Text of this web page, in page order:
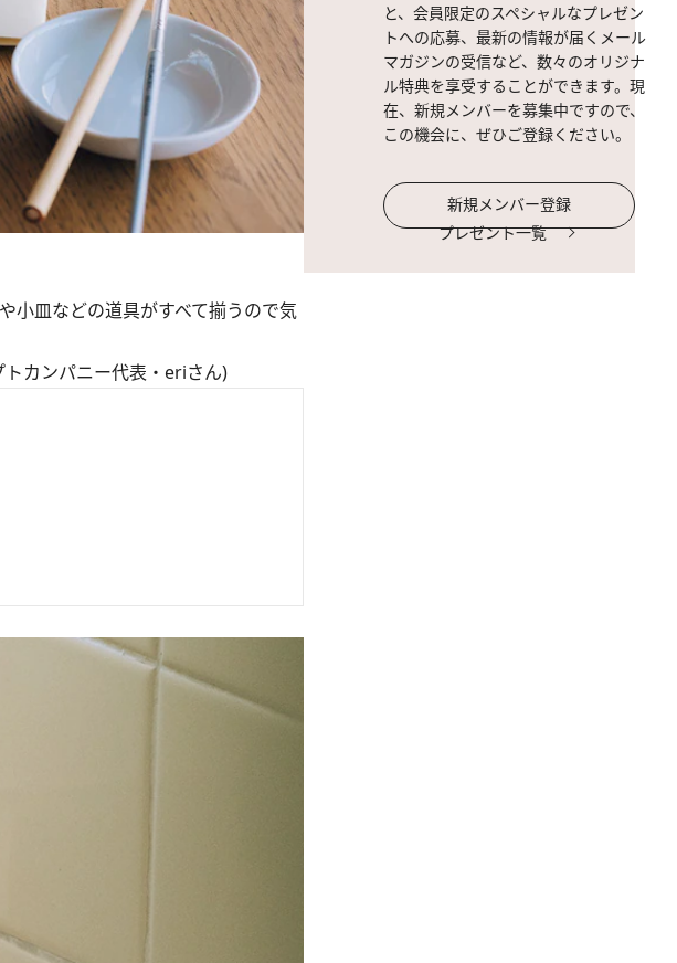
小皿などの道具がすべて揃うので気
トカンパニー代表・eriさん)
と、会員限定のスペシャルなプレゼン
トへの応募、最新の情報が届くメール
マガジンの受信など、数々のオリジナ
ル特典を享受することができます。現
在、新規メンバーを募集中ですので、
この機会に、ぜひご登録ください。
新規メンバー登録
プレゼント一覧